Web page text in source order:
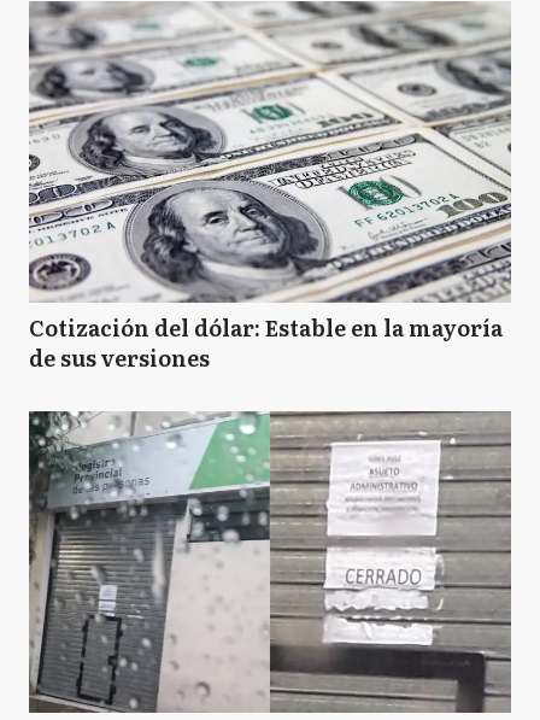
Cotización del dólar: Estable en la mayoría
de sus versiones